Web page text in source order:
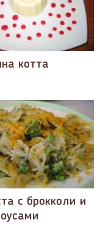
котта
с брокколи и